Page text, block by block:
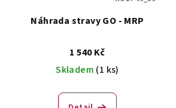
Náhrada stravy GO - MRP
1 540 Kč
Skladem (1 ks)